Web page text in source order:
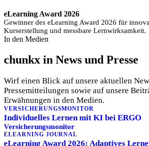
eLearning Award 2026
Gewinner des eLearning Award 2026 für
Kurserstellung und messbare Lernwirksamkeit.
In den Medien
chunkx in News und Presse
Wirf einen Blick auf unsere aktuellen
Pressemitteilungen sowie auf unsere
Erwähnungen in den Medien.
VERSICHERUNGSMONITOR
Individuelles Lernen mit KI bei ERGO
Versicherungsmonitor
ELEARNING JOURNAL
eLearning Award 2026: Adaptives